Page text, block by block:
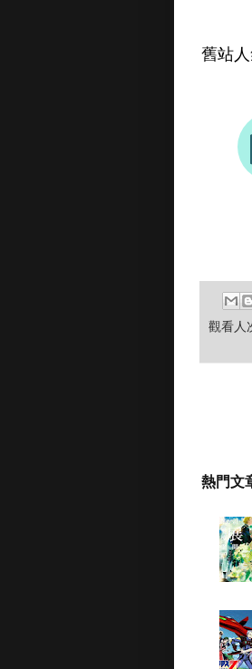
舊站
觀看人
熱門文